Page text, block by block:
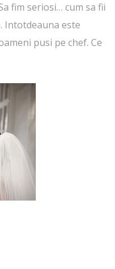
fim seriosi… cum sa fii
Intotdeauna este
pusi pe chef. Ce